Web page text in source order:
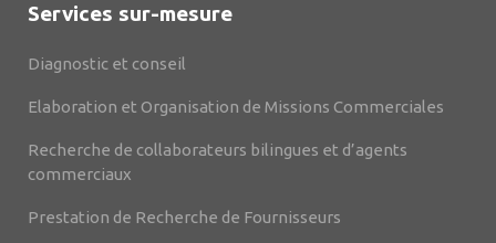
Services sur-mesure
Diagnostic et conseil
Elaboration et Organisation de Missions Commerciales
Recherche de collaborateurs bilingues et d’agents
commerciaux
Prestation de Recherche de Fournisseurs